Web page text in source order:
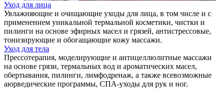
Уход для лица
Увлажняющие и очищающие уходы для лица, в том числе и с
применением уникальной термальной косметики, чистки и
пилинги на основе эфирных масел и грязей, антистрессовые,
тонизирующие и обогащающие кожу массажи.
Уход для тела
Прессотерапия, моделирующие и антицеллюлитные массажи
на основе грязи, термальных вод и ароматических масел,
обертывания, пилинги, лимфодренаж, а также всевозможные
аюрведические программы, СПА-уходы для рук и ног.